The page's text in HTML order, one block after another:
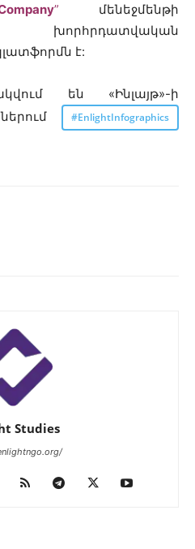
” մենեջմենթի
խորհրդատվական
է:
են «Ինլայթ»-ի
#EnlightInfographics
Studies